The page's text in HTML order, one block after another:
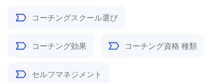
コーチングスクール選び
コーチング効果 コーチング資格 種類
セルフマネジメント